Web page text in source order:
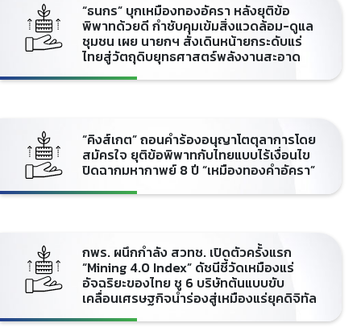
“ธนกร” บุกเหมืองทองอัครา หลังยุติข้อ
พิพาทด้วยดี กำชับคุมเข้มสิ่งแวดล้อม-ดูแล
ชุมชน เผย นายกฯ สั่งเดินหน้ายกระดับแร่
ไทยสู่วัตถุดิบยุทธศาสตร์พลังงานสะอาด
“คิงส์เกต” ถอนคำร้องอนุญาโตตุลาการโดย
สมัครใจ ยุติข้อพิพาทกับไทยแบบไร้เงื่อนไข
ปิดฉากมหากาพย์ 8 ปี “เหมืองทองคำอัครา”
กพร. ผนึกกำลัง สวทช. เปิดตัวครั้งแรก
“Mining 4.0 Index” ดัชนีชี้วัดเหมืองแร่
อัจฉริยะของไทย ชู 6 บริษัทต้นแบบขับ
เคลื่อนเศรษฐกิจนำร่องสู่เหมืองแร่ยุคดิจิทัล